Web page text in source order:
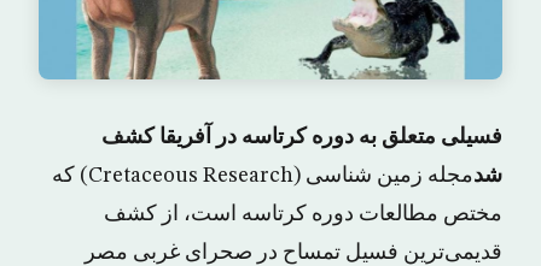
فسیلی متعلق به دوره کرتاسه در آفریقا کشف
شد
مجله زمین شناسی (Cretaceous Research) که
مختص مطالعات دوره کرتاسه است، از کشف
قدیمی‌ترین فسیل تمساح در صحرای غربی مصر